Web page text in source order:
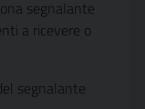
segnalante
a ricevere o
segnalante